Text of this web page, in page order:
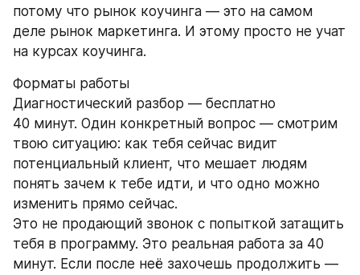
потому что рынок коучинга — это на самом
деле рынок маркетинга. И этому просто не учат
на курсах коучинга.
Форматы работы
Диагностический разбор — бесплатно
40 минут. Один конкретный вопрос — смотрим
твою ситуацию: как тебя сейчас видит
потенциальный клиент, что мешает людям
понять зачем к тебе идти, и что одно можно
изменить прямо сейчас.
Это не продающий звонок с попыткой затащить
тебя в программу. Это реальная работа за 40
минут. Если после неё захочешь продолжить —